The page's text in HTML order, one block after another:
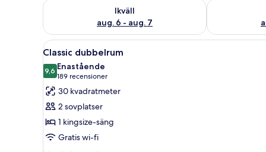
Ikväll
aug. 6 - aug. 7
Kontrollera tillgängligheten för ikväll aug. 6 - aug. 7
Kontrollera
Öppna
alla
foton
för
Classic
dubbelrum
Ett hotellrum med en stor
4
Classic dubbelrum
9,69,6 av 10
Enastående
189 recensioner
(189 recensioner)
30 kvadratmeter
2 sovplatser
1 kingsize-säng
Gratis wi-fi